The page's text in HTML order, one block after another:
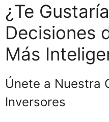
¿Te
Decisiones
Más
Únete a Nuestra
Inversores